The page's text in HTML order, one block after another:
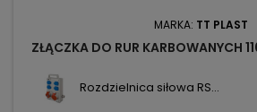
MARKA: TT PLAST
ZŁĄCZKA DO RUR KARBOWANYCH
Rozdzielnica siłowa RS...